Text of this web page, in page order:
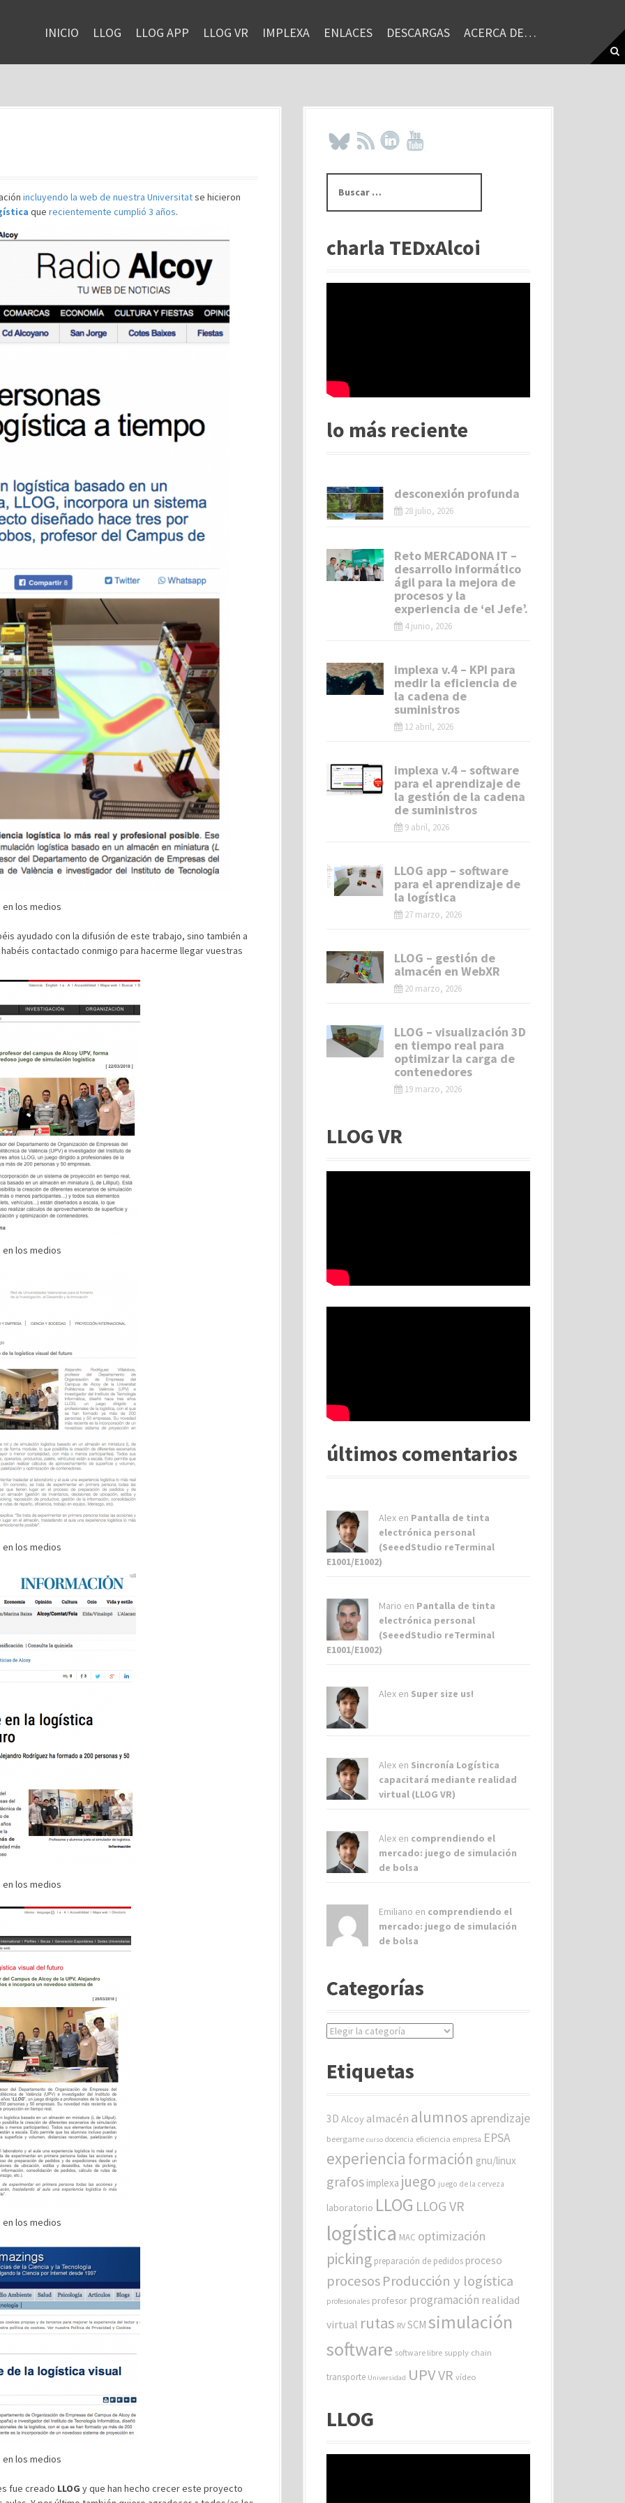
INICIO LLOG LLOG APP LLOG VR IMPLEXA ENLACES DESCARGAS ACERCA DE…
incluyendo la web de nuestra Universitatse hicieron
que recientemente cumplió 3 años.
en los medios
ayudado con la difusión de este trabajo, sino también a
contactado conmigo para hacerme llegar vuestras
en los medios
en los medios
en los medios
en los medios
en los medios
fue creado LLOG y que han hecho crecer este proyecto
s
rcharla TEDxAlcoi
lo más reciente
desconexión profunda
28 julio, 2026
Reto MERCADONA IT –
desarrollo informático
ágil para la mejora de
procesos y la
experiencia de ‘el Jefe’.
4 junio, 2026
implexa v.4 – KPI para
medir la eficiencia de
la cadena de
suministros
12 abril, 2026
implexa v.4 – software
para el aprendizaje de
la gestión de la cadena
de suministros
9 abril, 2026
LLOG app – software
para el aprendizaje de
la logística
27 marzo, 2026
LLOG – gestión de
almacén en WebXR
20 marzo, 2026
LLOG – visualización 3D
en tiempo real para
optimizar la carga de
contenedores
19 marzo, 2026
LLOG VR
últimos comentarios
Alex en Pantalla de tinta
electrónica personal
(SeeedStudio reTerminal
E1001/E1002)
Mario en Pantalla de tinta
electrónica personal
(SeeedStudio reTerminal
E1001/E1002)
Alex en Super size us!
Alex en Sincronía Logística
capacitará mediante realidad
virtual (LLOG VR)
Alex en comprendiendo el
mercado: juego de simulación
de bolsa
Emiliano en comprendiendo el
mercado: juego de simulación
de bolsa
Categorías
C
e
r
s
Etiquetas
3D Alcoy almacén alumnos aprendizaje
beergame curso docencia eficiencia empresa EPSA
experiencia formación gnu/linux
grafos implexa juego juego de la cerveza
laboratorio LLOG LLOG VR
logística MAC optimización
picking preparación de pedidos proceso
procesosProducción y logística
profesionales profesor programación realidad
virtual rutas RV SCM simulación
software software libre supply chain
transporte Universidad UPVVR vídeo
LLOG